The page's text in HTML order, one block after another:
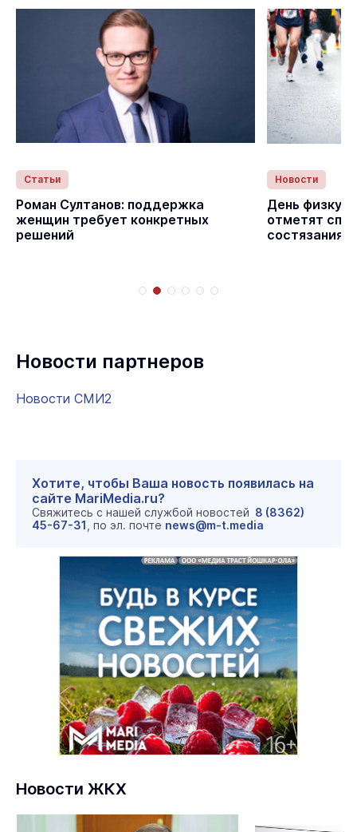
Статьи
Роман Султанов: поддержка
женщин требует конкретных
решений
Новости
День
отметят
Новости партнеров
Новости СМИ2
Хотите, чтобы Ваша новость появилась на
сайте MariMedia.ru?
Свяжитесь с нашей службой новостей 8 (8362)
45-67-31 , по эл. почте news@m-t.media
Новости ЖКХ